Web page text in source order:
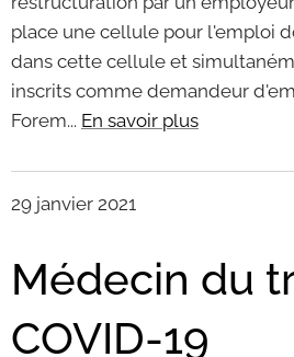
place une cellule pour l'emploi
dans cette cellule et
inscrits comme demandeur
Forem... En savoir plus
29 janvier 2021
Médecin du
COVID-19